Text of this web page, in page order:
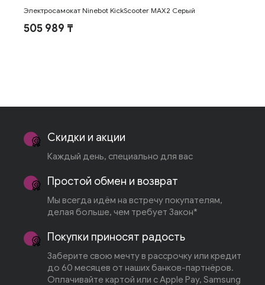
Электросамокат Ninebot KickScooter MAX2 Серый
505 989 ₸
Скидки и акции
Каждый день, специально для вас
Простой обмен и возврат
Мы всегда идём на встречу покупателям,
делая больше, чем требует Закон*
Покупки приносят радость
Заберите свою мечту в рассрочку или кредит
до 60 месяцев от наших банков-партнёров.
Оплачивайте картой или с Apple Pay, Samsung